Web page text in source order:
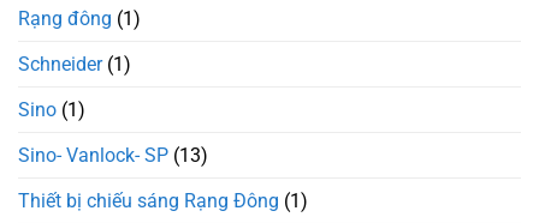
Rạng đông (1)
Schneider(1)
Sino (1)
Sino- Vanlock- SP (13)
Thiết bị chiếu sáng Rạng Đông (1)